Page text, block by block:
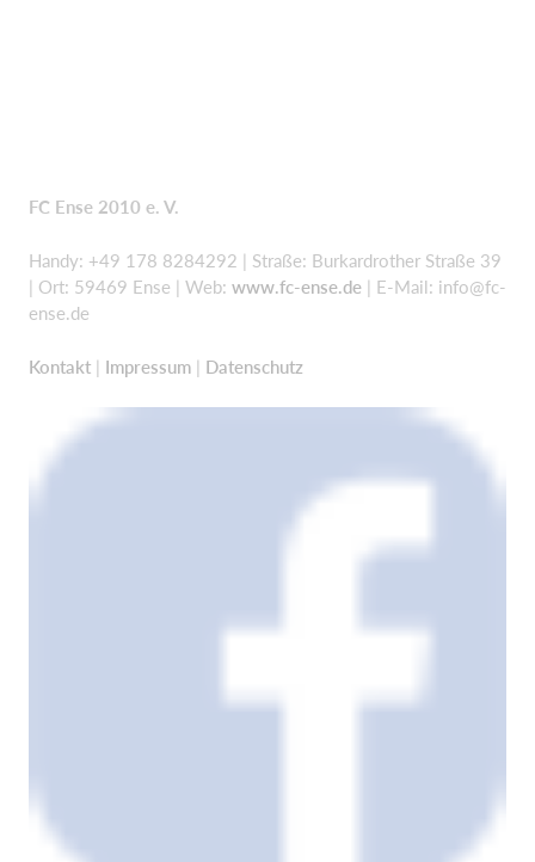
FC Ense 2010 e. V.
Handy: +49 178 8284292 | Straße: Burkardrother Straße 39
| Ort: 59469 Ense | Web: www.fc-ense.de | E-Mail: info@fc-
ense.de
Kontakt | Impressum | Datenschutz